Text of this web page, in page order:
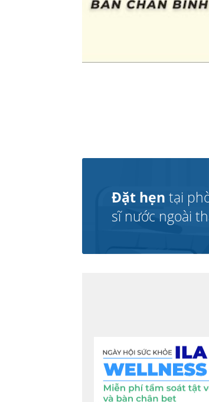
Đặt hẹn tại
sĩ nước ngoài